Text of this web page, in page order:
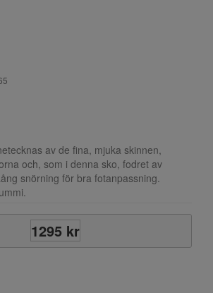
av de fina, mjuka skinnen,
och, som i denna sko, fodret av
snörning för bra fotanpassning.
1295 kr